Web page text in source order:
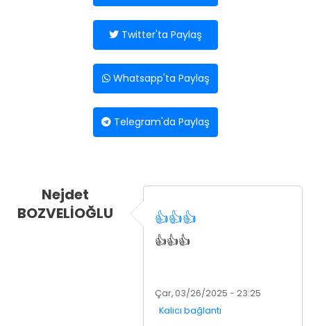
Twitter'ta Paylaş
Whatsapp'ta Paylaş
Telegram'da Paylaş
Nejdet
BOZVELİOĞLU
👍👍👍
👍👍👍
Çar, 03/26/2025 - 23:25
Kalıcı bağlantı